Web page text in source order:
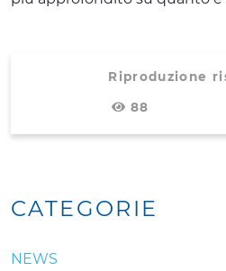
Riproduzione
88
CATEGORIE
NEWS